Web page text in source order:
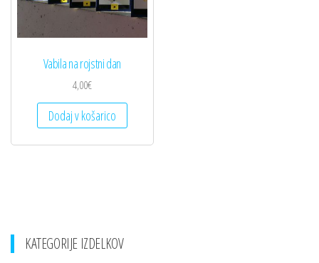
Vabila na rojstni dan
4,00€
Dodaj v košarico
KATEGORIJE IZDELKOV